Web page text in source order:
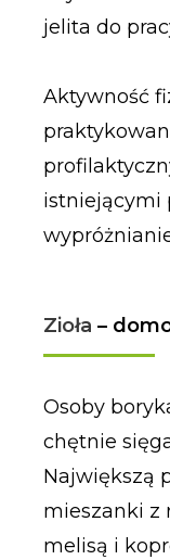
jelita do
Aktywność
istniejącymi
Zioła –
Osoby
chętnie
Największą
mieszanki z
melisą i